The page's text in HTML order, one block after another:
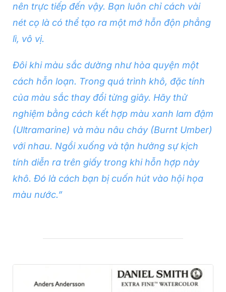
nên trực tiếp đến vậy. Bạn luôn chỉ cách vài
nét cọ là có thể tạo ra một mớ hỗn độn phẳng
lì, vô vị.
Đôi khi màu sắc dường như hòa quyện một
cách hỗn loạn. Trong quá trình khô, đặc tính
của màu sắc thay đổi từng giây. Hãy thử
nghiệm bằng cách kết hợp màu xanh lam đậm
(Ultramarine) và màu nâu cháy (Burnt Umber)
với nhau. Ngồi xuống và tận hưởng sự kịch
tính diễn ra trên giấy trong khi hỗn hợp này
khô. Đó là cách bạn bị cuốn hút vào hội họa
màu nước.”